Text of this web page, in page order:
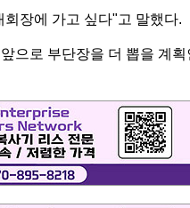
장에 가고 싶다"고 말했다.
으로 부단장을 더 뽑을 계획